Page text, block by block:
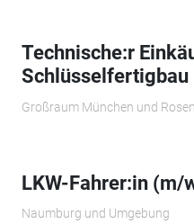
Technische:r
Schlüsselfertigbau
Großraum München und
LKW-Fahrer:in (m/
Naumburg und Umgebung